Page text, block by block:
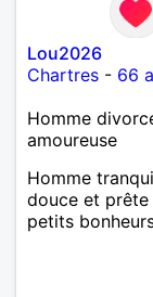
Lou2026
Chartres - 66
Homme
amoureuse
Homme
douce et
petits